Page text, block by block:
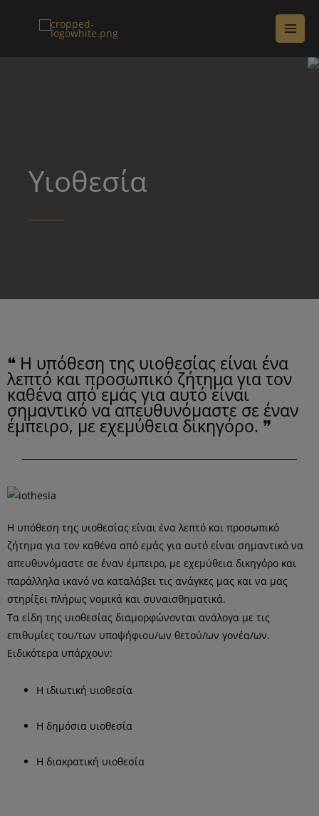
Υιοθεσία
❝ H υπόθεση της υιοθεσίας είναι ένα
λεπτό και προσωπικό ζήτημα για τον
καθένα από εμάς για αυτό είναι
σημαντικό να απευθυνόμαστε σε έναν
έμπειρο, με εχεμύθεια δικηγόρο. ❞
H υπόθεση της υιοθεσίας είναι ένα λεπτό και προσωπικό
ζήτημα για τον καθένα από εμάς για αυτό είναι σημαντικό να
απευθυνόμαστε σε έναν έμπειρο, με εχεμύθεια δικηγόρο και
παράλληλα ικανό να καταλάβει τις ανάγκες μας και να μας
στηρίξει πλήρως νομικά και συναισθηματικά.
Τα είδη της υιοθεσίας διαμορφώνονται ανάλογα με τις
επιθυμίες του/των υποψήφιου/ων θετού/ων γονέα/ων.
Ειδικότερα υπάρχουν:
Η ιδιωτική υιοθεσία
Η δημόσια υιοθεσία
Η διακρατική υιοθεσία